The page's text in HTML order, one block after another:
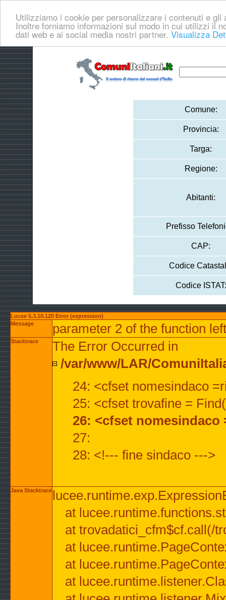
Utilizziamo i cookie per personalizzare i contenuti e
Inoltre forniamo informazioni sul modo in cui utilizzi il
dati web e ai social media nostri partner. Visualizza
Comune:
Provincia:
Targa:
Regione:
Abitanti:
Prefisso
CAP:
Codice
Codice ISTAT:
Lucee 5.3.10.120 Error (expression)
Message
parameter 2 of the function
Stacktrace
The Error Occurred in
/var/www/LAR/
24: <cfset nomesindaco
25: <cfset trovafine =
26: <cfset
27:
28: <!--- fine sindaco --->
Java Stacktrace
at
at trovadatici_cfm$cf.call(/
at
at
at